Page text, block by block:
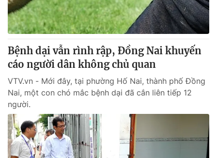
Sản phẩm
Thị trường
Tư vấn
Lịch phát sóng
Chuyên mục khác
Emagazine Podcast
Photo
Video Shorts video
Bệnh dại vẫn rình rập, Đồng Nai khuyến
cáo người dân không chủ quan
VTV.vn - Mới đây, tại phường Hố Nai, thành phố Đồng
Nai, một con chó mắc bệnh dại đã cắn liên tiếp 12
người.